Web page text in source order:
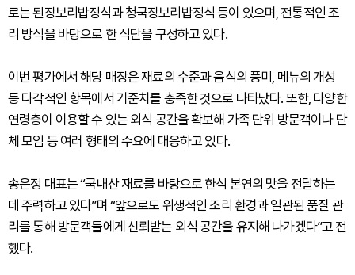
로는 된장보리밥정식과 청국장보리밥정식 등이 있으며, 전통적인 조
리 방식을 바탕으로 한 식단을 구성하고 있다.
이번 평가에서 해당 매장은 재료의 수준과 음식의 풍미, 메뉴의 개성
등 다각적인 항목에서 기준치를 충족한 것으로 나타났다. 또한, 다양한
연령층이 이용할 수 있는 외식 공간을 확보해 가족 단위 방문객이나 단
체 모임 등 여러 형태의 수요에 대응하고 있다.
송은정 대표는 “국내산 재료를 바탕으로 한식 본연의 맛을 전달하는
데 주력하고 있다”며 “앞으로도 위생적인 조리 환경과 일관된 품질 관
리를 통해 방문객들에게 신뢰받는 외식 공간을 유지해 나가겠다”고 전
했다.